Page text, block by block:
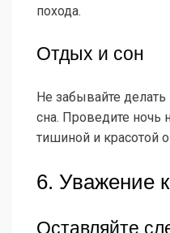
похода.
Отдых и сон
Не забывайте
сна. Проведите ночь
тишиной и красотой
6. Уважение
Оставляйте